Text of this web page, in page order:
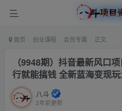
首页 创业课程 会员专属 正文
（9948期）抖音最新风口
行就能搞钱 全新蓝海变现
八斗
2年前更新